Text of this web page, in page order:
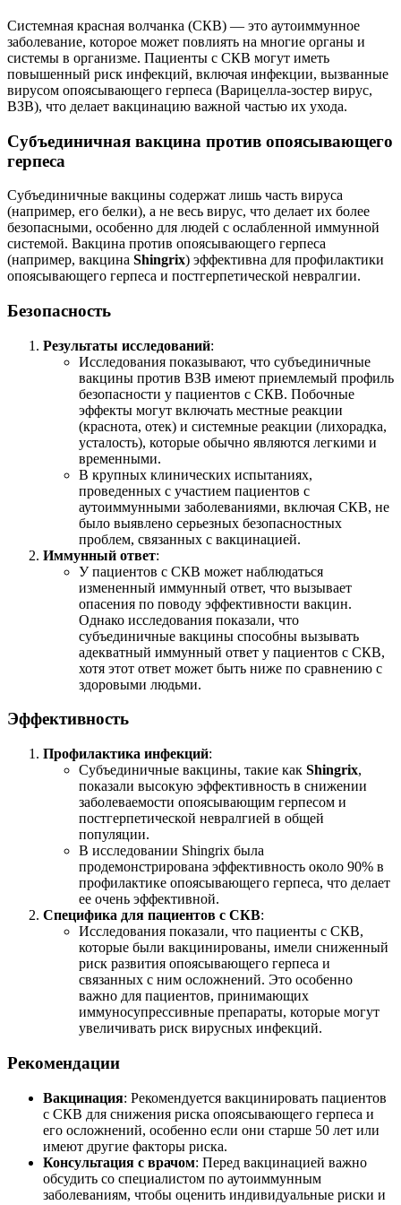
Системная красная волчанка (СКВ) — это аутоиммунное
заболевание, которое может повлиять на многие органы и
системы в организме. Пациенты с СКВ могут иметь
повышенный риск инфекций, включая инфекции, вызванные
вирусом опоясывающего герпеса (Варицелла-зостер вирус,
ВЗВ), что делает вакцинацию важной частью их ухода.
Субъединичная вакцина против опоясывающего
герпеса
Субъединичные вакцины содержат лишь часть вируса
(например, его белки), а не весь вирус, что делает их более
безопасными, особенно для людей с ослабленной иммунной
системой. Вакцина против опоясывающего герпеса
(например, вакцина Shingrix) эффективна для профилактики
опоясывающего герпеса и постгерпетической невралгии.
Безопасность
Результаты исследований:
Исследования показывают, что субъединичные
вакцины против ВЗВ имеют приемлемый профиль
безопасности у пациентов с СКВ. Побочные
эффекты могут включать местные реакции
(краснота, отек) и системные реакции (лихорадка,
усталость), которые обычно являются легкими и
временными.
В крупных клинических испытаниях,
проведенных с участием пациентов с
аутоиммунными заболеваниями, включая СКВ, не
было выявлено серьезных безопасностных
проблем, связанных с вакцинацией.
Иммунный ответ:
У пациентов с СКВ может наблюдаться
измененный иммунный ответ, что вызывает
опасения по поводу эффективности вакцин.
Однако исследования показали, что
субъединичные вакцины способны вызывать
адекватный иммунный ответ у пациентов с СКВ,
хотя этот ответ может быть ниже по сравнению с
здоровыми людьми.
Эффективность
Профилактика инфекций:
Субъединичные вакцины, такие как Shingrix,
показали высокую эффективность в снижении
заболеваемости опоясывающим герпесом и
постгерпетической невралгией в общей
популяции.
В исследовании Shingrix была
продемонстрирована эффективность около 90% в
профилактике опоясывающего герпеса, что делает
ее очень эффективной.
Специфика для пациентов с СКВ:
Исследования показали, что пациенты с СКВ,
которые были вакцинированы, имели сниженный
риск развития опоясывающего герпеса и
связанных с ним осложнений. Это особенно
важно для пациентов, принимающих
иммуносупрессивные препараты, которые могут
увеличивать риск вирусных инфекций.
Рекомендации
Вакцинация: Рекомендуется вакцинировать пациентов
с СКВ для снижения риска опоясывающего герпеса и
его осложнений, особенно если они старше 50 лет или
имеют другие факторы риска.
Консультация с врачом: Перед вакцинацией важно
обсудить со специалистом по аутоиммунным
заболеваниям, чтобы оценить индивидуальные риски и